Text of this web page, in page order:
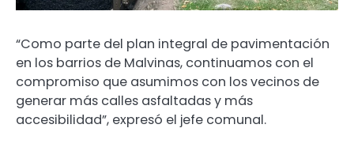
“Como parte del plan integral de pavimentación
en los barrios de Malvinas, continuamos con el
compromiso que asumimos con los vecinos de
generar más calles asfaltadas y más
accesibilidad”, expresó el jefe comunal.